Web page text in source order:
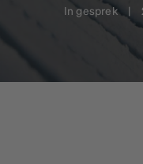
In gesprek |